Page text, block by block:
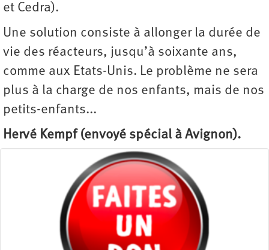
et Cedra).
Une solution consiste à allonger la durée de
vie des réacteurs, jusqu’à soixante ans,
comme aux Etats-Unis. Le problème ne sera
plus à la charge de nos enfants, mais de nos
petits-enfants...
Hervé Kempf (envoyé spécial à Avignon).